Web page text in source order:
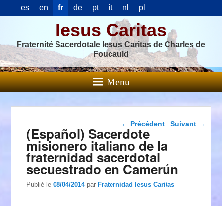
es en fr de pt it nl pl
Iesus Caritas
Fraternité Sacerdotale Iesus Caritas de Charles de
Foucauld
Menu
Navigation dans les
← Précédent Suivant →
(Español) Sacerdote
misionero italiano de la
fraternidad sacerdotal
secuestrado en Camerún
Publié le08/04/2014 parFraternidad Iesus Caritas